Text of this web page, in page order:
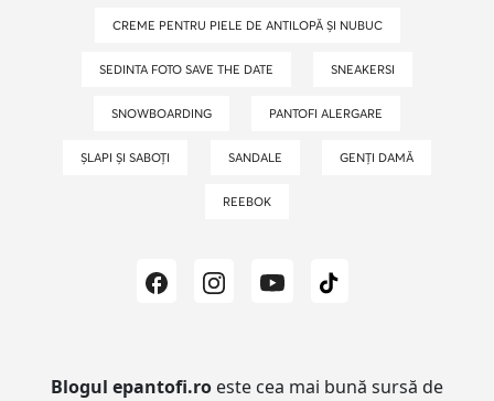
CREME PENTRU PIELE DE ANTILOPĂ ȘI NUBUC
SEDINTA FOTO SAVE THE DATE SNEAKERSI
SNOWBOARDING PANTOFI ALERGARE
ȘLAPI ȘI SABOȚI SANDALE GENȚI DAMĂ
REEBOK
Blogul epantofi.ro este cea mai bună sursă de